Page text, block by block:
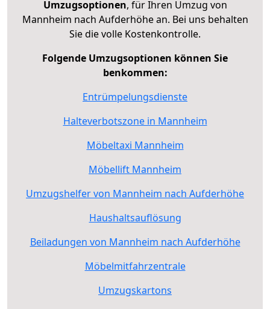
Umzugsoptionen, für Ihren Umzug von
Mannheim nach Aufderhöhe an. Bei uns behalten
Sie die volle Kostenkontrolle.
Folgende Umzugsoptionen können Sie
benkommen:
Entrümpelungsdienste
Halteverbotszone in Mannheim
Möbeltaxi Mannheim
Möbellift Mannheim
Umzugshelfer von Mannheim nach Aufderhöhe
Haushaltsauflösung
Beiladungen von Mannheim nach Aufderhöhe
Möbelmitfahrzentrale
Umzugskartons